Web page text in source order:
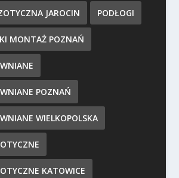
JAROCIN PODŁOGI
MONTAŻ POZNAŃ
POZNAŃ
WIELKOPOLSKA
KATOWICE